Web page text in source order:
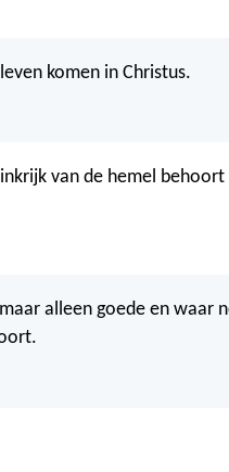
komen in Christus.
van de hemel
alleen goede en waar